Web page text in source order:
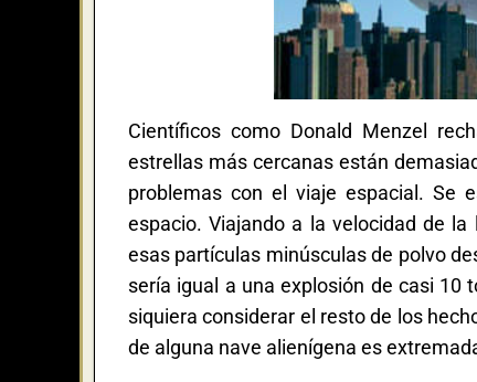
Científicos como Donald Menzel
estrellas más cercanas están
problemas con el viaje espacial. Se
espacio. Viajando a la velocidad de
esas partículas minúsculas de polvo
sería igual a una explosión de casi 10
siquiera considerar el resto de los
de alguna nave alienígena es